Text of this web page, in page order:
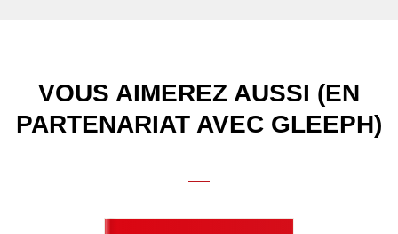
VOUS AIMEREZ AUSSI (EN
PARTENARIAT AVEC GLEEPH)